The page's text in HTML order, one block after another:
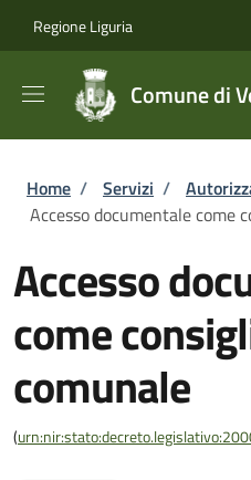
Regione Liguria
Comune di
Briciole di
Home / Servizi /
Accesso documentale come
Accesso
come
comunale
(